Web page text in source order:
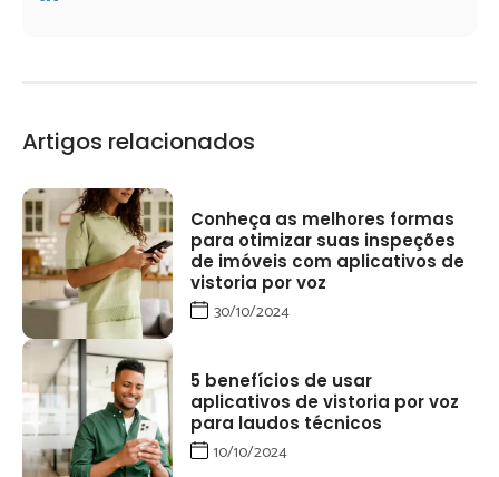
Artigos relacionados
Conheça as melhores formas
para otimizar suas inspeções
de imóveis com aplicativos de
vistoria por voz
30/10/2024
5 benefícios de usar
aplicativos de vistoria por voz
para laudos técnicos
10/10/2024